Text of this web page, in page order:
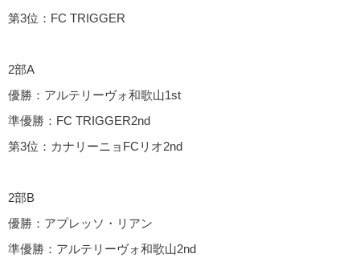
第3位：FC TRIGGER
2部A
優勝：アルテリーヴォ和歌山1st
準優勝：FC TRIGGER2nd
第3位：カナリーニョFCリオ2nd
2部B
優勝：アプレッソ・リアン
準優勝：アルテリーヴォ和歌山2nd